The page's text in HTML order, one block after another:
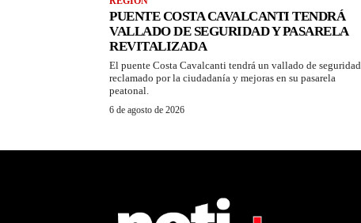
PUENTE COSTA CAVALCANTI TENDRÁ
VALLADO DE SEGURIDAD Y PASARELA
REVITALIZADA
El puente Costa Cavalcanti tendrá un vallado de seguridad
reclamado por la ciudadanía y mejoras en su pasarela
peatonal.
6 de agosto de 2026